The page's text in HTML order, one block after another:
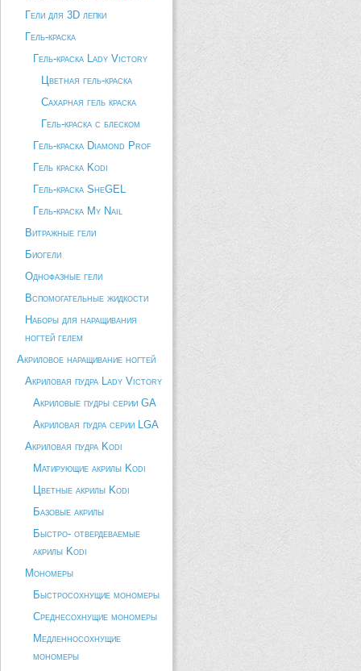
Гели для 3D лепки
Гель-краска
Гель-краска Lady Victory
Цветная гель-краска
Сахарная гель краска
Гель-краска с блеском
Гель-краска Diamond Prof
Гель краска Kodi
Гель-краска SheGEL
Гель-краска My Nail
Витражные гели
Биогели
Однофазные гели
Вспомогательные жидкости
Наборы для наращивания
ногтей гелем
Акриловое наращивание ногтей
Акриловая пудра Lady Victory
Акриловые пудры серии GA
Акриловая пудра серии LGA
Акриловая пудра Kodi
Матирующие акрилы Kodi
Цветные акрилы Kodi
Базовые акрилы
Быстро- отвердеваемые
акрилы Kodi
Мономеры
Быстросохнущие мономеры
Среднесохнущие мономеры
Медленносохнущие
мономеры